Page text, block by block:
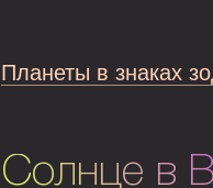
Планеты в знаках
Солнце в